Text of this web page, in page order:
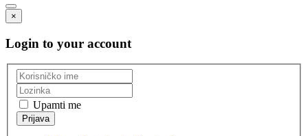
×
Login to your account
Upamti me